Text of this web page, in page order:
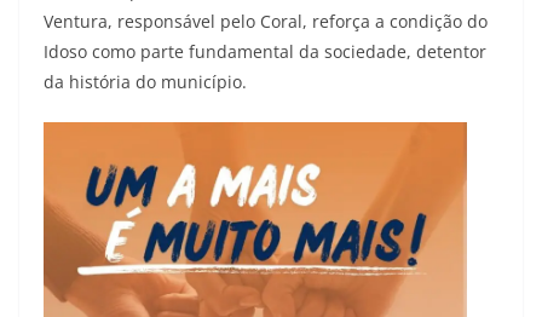
Ventura, responsável pelo Coral, reforça a condição do
Idoso como parte fundamental da sociedade, detentor
da história do município.